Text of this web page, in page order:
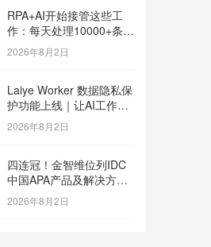
RPA+AI开始接管这些工
作：每天处理10000+条用
户反馈，把差评变成订单
2026年8月2日
Laiye Worker 数据隐私保
护功能上线｜让AI工作流
兼顾效率与数据安全
2026年8月2日
四连冠！金智维位列IDC
中国APA产品及解决方案
市场份额第一
2026年8月2日